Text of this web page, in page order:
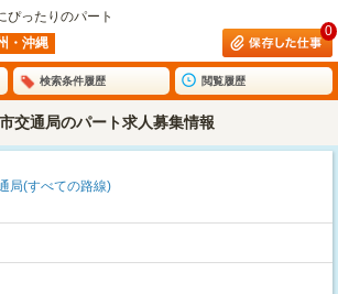
ぴったりのパート
・沖縄
0
検索条件履歴 閲覧履歴
交通局のパート求人募集情報
局(すべての路線)